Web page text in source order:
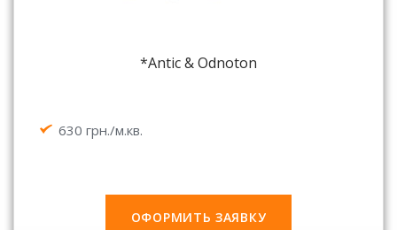
*Antic & Odnoton
630 грн./м.кв.
ОФОРМИТЬ ЗАЯВКУ